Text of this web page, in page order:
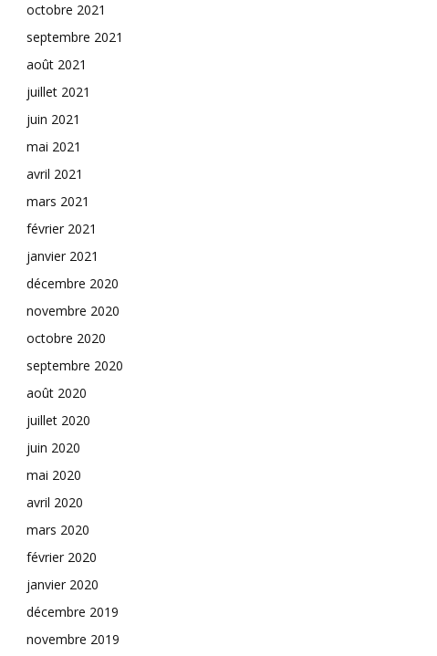
octobre 2021
septembre 2021
août 2021
juillet 2021
juin 2021
mai 2021
avril 2021
mars 2021
février 2021
janvier 2021
décembre 2020
novembre 2020
octobre 2020
septembre 2020
août 2020
juillet 2020
juin 2020
mai 2020
avril 2020
mars 2020
février 2020
janvier 2020
décembre 2019
novembre 2019